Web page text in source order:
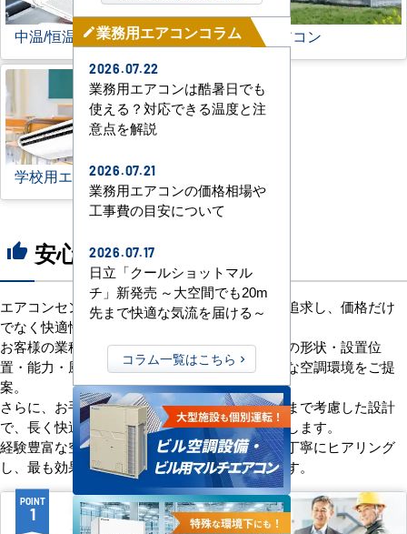
中温/恒温用エアコン 農業用エアコン
学校用エアコン
thumb_up 安心の8つのポイント
エアコンセンターACは、「格安＋α」の価値を追求し、価格だけ
でなく快適性と機能性にもこだわっています。
お客様の業種や施設の形態に合わせて、室内機の形状・設置位
置・能力・風向きなどを総合的に検討し、最適な空調環境をご提
案。
さらに、お手入れのしやすさやメンテナンス性まで考慮した設計
で、長く快適にご使用いただけるようサポートします。
経験豊富な空調技術者が現場の状況やご要望を丁寧にヒアリング
し、最も効果的で効率的なプランをお届けします。
POINT
1
POINT
2
mode_edit業務用エアコンコラム
2026.07.22
業務用エアコンは酷暑日でも
使える？対応できる温度と注
意点を解説
2026.07.21
業務用エアコンの価格相場や
工事費の目安について
2026.07.17
日立「クールショットマル
チ」新発売 ～大空間でも20m
先まで快適な気流を届ける～
コラム一覧はこちら